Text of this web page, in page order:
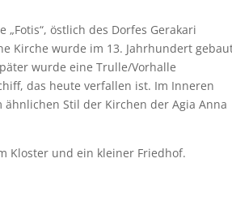
östlich des Dorfes Gerakari
Kirche wurde im 13. Jahrhundert
wurde eine Trulle/Vorhalle
das heute verfallen ist. Im Inneren
Stil der Kirchen der Agia Anna
Kloster und ein kleiner Friedhof.